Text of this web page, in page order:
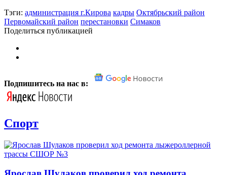
Тэги: администрация г.Кирова кадры Октябрьский район
Первомайский район перестановки Симаков
Поделиться публикацией
Подпишитесь на нас в:
Спорт